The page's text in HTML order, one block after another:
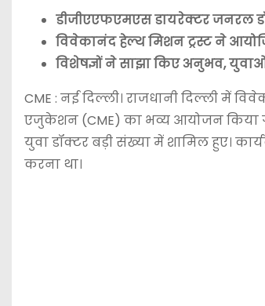
डीजीएएफएमएस डायरेक्टर जनरल
विवेकानंद हेल्थ मिशन ट्रस्ट ने
विशेषज्ञों ने साझा किए अनुभव,
CME : नई दिल्ली। राजधानी दिल्ली में
एजुकेशन (CME) का भव्य आयोजन किया
युवा डॉक्टर बड़ी संख्या में शामिल हुए।
करना था।